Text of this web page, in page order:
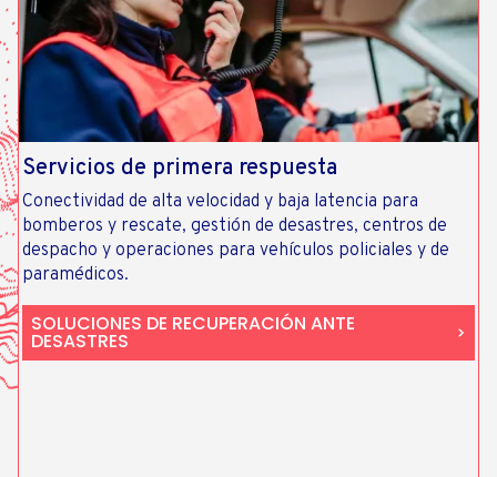
Servicios de primera respuesta
Conectividad de alta velocidad y baja latencia para
bomberos y rescate, gestión de desastres, centros de
despacho y operaciones para vehículos policiales y de
paramédicos.
SOLUCIONES DE RECUPERACIÓN ANTE
DESASTRES